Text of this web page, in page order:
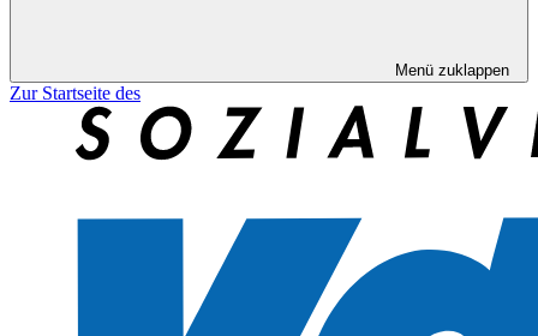
Menü zuklappen
Zur Startseite des